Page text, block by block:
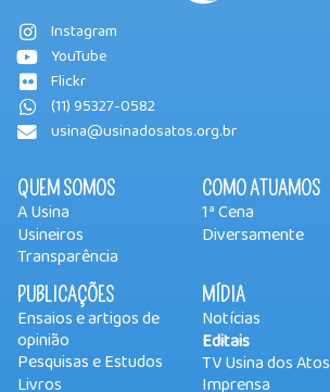
Instagram
YouTube
Flickr
(11) 95327-0582
usina@usinadosatos.org.br
QUEM SOMOS
A Usina
Usineiros
Transparência
COMO ATUAMOS
1ª Cena
Diversamente
PUBLICAÇÕES
Ensaios e artigos de
opinião
Pesquisas e Estudos
Livros
MÍDIA
Notícias
Editais
TV Usina dos Atos
Imprensa